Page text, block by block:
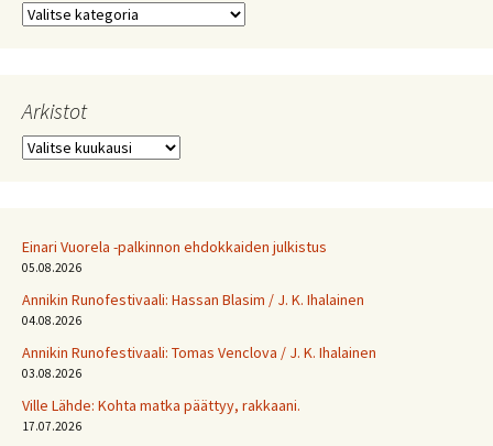
Kategoriat
Arkistot
Arkistot
Einari Vuorela -palkinnon ehdokkaiden julkistus
05.08.2026
Annikin Runofestivaali: Has­san Bla­sim / J. K. Ihalainen
04.08.2026
Annikin Runofestivaali: Tomas Venclova / J. K. Ihalainen
03.08.2026
Ville Lähde: Kohta matka päättyy, rakkaani.
17.07.2026